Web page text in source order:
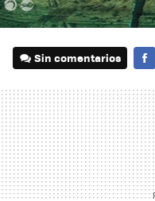
Sin comentarios